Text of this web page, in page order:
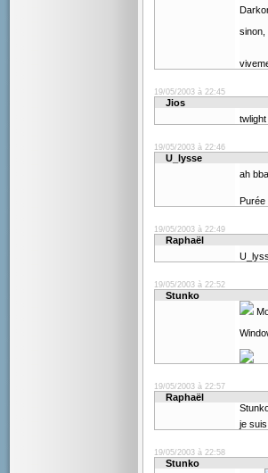
sinon,
19/05/2003 à 22:45
Jios
19/05/2003 à 22:46
U_lysse
ah
Purée
19/05/2003 à 22:49
Raphaël
19/05/2003 à 22:52
Stunko
19/05/2003 à 22:57
Raphaël
je
19/05/2003 à 22:58
Stunko